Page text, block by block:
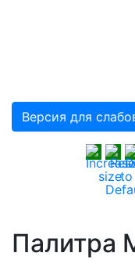
Версия для
Палитра